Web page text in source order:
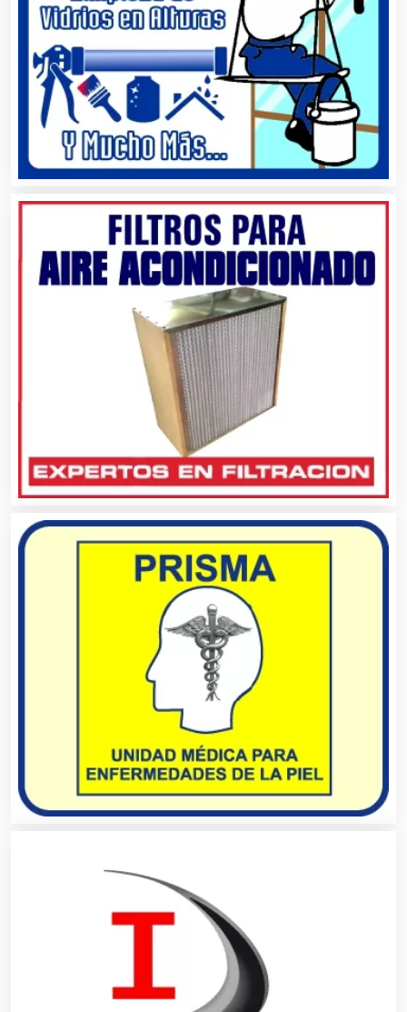
Artículos Importados
Artículos para el Hogar
Artículos para Regalos
Artículos Personales
Artículos Publicitarios
Aseguradoras
Asesores Técnicos
Asesoría Fiscal
Asociaciones Civiles
Asociaciones Empresariales
Audio, Sonido e Iluminación
Autobuses